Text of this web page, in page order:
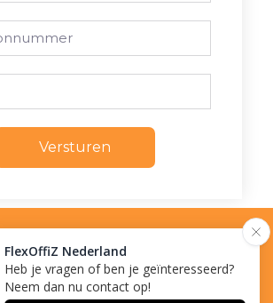
Versturen
Sitemap
Locaties
Huren
voor onze
nieuwsbrief